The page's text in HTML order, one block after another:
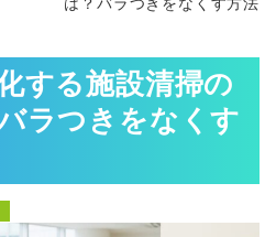
は？バラつきをなくす方法
する施設清掃の
ラつきをなくす